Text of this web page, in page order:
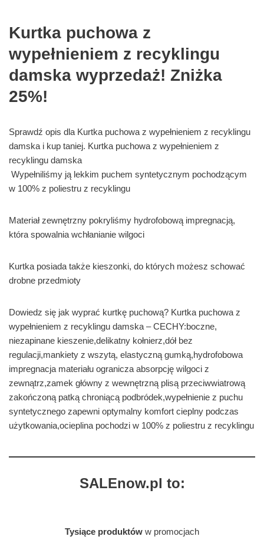
Kurtka puchowa z
wypełnieniem z recyklingu
damska wyprzedaż! Zniżka
25%!
Sprawdź opis dla Kurtka puchowa z wypełnieniem z recyklingu
damska i kup taniej. Kurtka puchowa z wypełnieniem z
recyklingu damska
Wypełniliśmy ją lekkim puchem syntetycznym pochodzącym
w 100% z poliestru z recyklingu
Materiał zewnętrzny pokryliśmy hydrofobową impregnacją,
która spowalnia wchłanianie wilgoci
Kurtka posiada także kieszonki, do których możesz schować
drobne przedmioty
Dowiedz się jak wyprać kurtkę puchową? Kurtka puchowa z
wypełnieniem z recyklingu damska – CECHY:boczne,
niezapinane kieszenie,delikatny kołnierz,dół bez
regulacji,mankiety z wszytą, elastyczną gumką,hydrofobowa
impregnacja materiału ogranicza absorpcję wilgoci z
zewnątrz,zamek główny z wewnętrzną plisą przeciwwiatrową
zakończoną patką chroniącą podbródek,wypełnienie z puchu
syntetycznego zapewni optymalny komfort cieplny podczas
użytkowania,ocieplina pochodzi w 100% z poliestru z recyklingu
SALEnow.pl to:
Tysiące produktów w promocjach